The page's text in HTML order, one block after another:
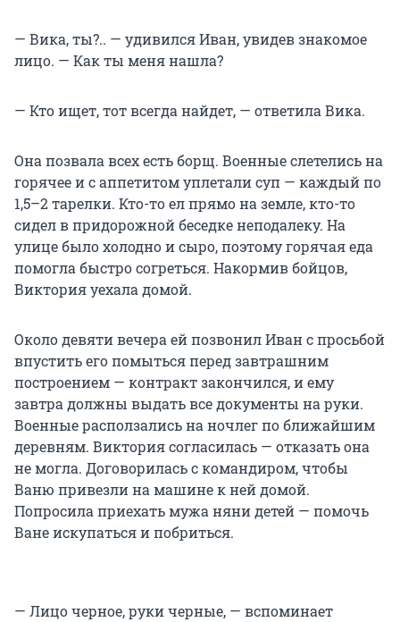
— Вика, ты?.. — удивился Иван, увидев знакомое
лицо. — Как ты меня нашла?
— Кто ищет, тот всегда найдет, — ответила Вика.
Она позвала всех есть борщ. Военные слетелись на
горячее и с аппетитом уплетали суп — каждый по
1,5–2 тарелки. Кто-то ел прямо на земле, кто-то
сидел в придорожной беседке неподалеку. На
улице было холодно и сыро, поэтому горячая еда
помогла быстро согреться. Накормив бойцов,
Виктория уехала домой.
Около девяти вечера ей позвонил Иван с просьбой
впустить его помыться перед завтрашним
построением — контракт закончился, и ему
завтра должны выдать все документы на руки.
Военные расползались на ночлег по ближайшим
деревням. Виктория согласилась — отказать она
не могла. Договорилась с командиром, чтобы
Ваню привезли на машине к ней домой.
Попросила приехать мужа няни детей — помочь
Ване искупаться и побриться.
— Лицо черное, руки черные, — вспоминает